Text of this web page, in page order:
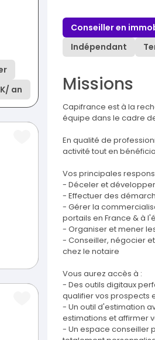
/ an
Conseiller en
Indépendant
Missions
Capifrance est à la
équipe dans le cadre
En qualité de
activité tout en
Vos principales
- Déceler et
- Effectuer des
- Gérer la
portails en France & à
- Organiser et mener
- Conseiller, négocier
chez le notaire
Vous aurez accès à :
- Des outils digitaux
qualifier vos prospects
- Un outil d'estimation
estimations et affirmer
- Un espace conseiller